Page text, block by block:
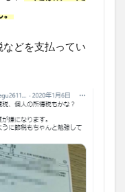
。
どを支払ってい